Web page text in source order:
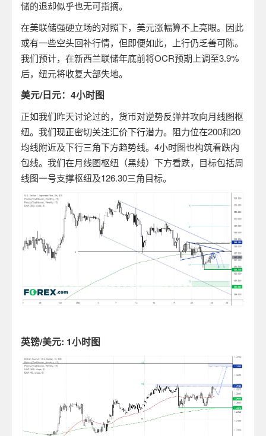
储的退却似乎也无可指摘。
在美联储强硬立场的对照下，美元涨幅算不上亮眼。因此
或有一些空头回补行情，但即便如此，上行仍乏善可陈。
我们预计，在新西兰联储年底前将OCR预期上调至3.9%
后，纽元将收复大部失地。
美元/日元： 4小时图
正如我们昨天讨论过的，货币对逆势反弹并攻向月线图枢
纽。我们现正密切关注汇价下行潜力。阻力位在200和20
均线附近及下行三角下方趋势线。 4小时图也构筑看跌内
包线。我们在月线图枢纽（黑线）下方看跌，目标包括周
线图一号支撑枢纽及126.30三角目标。
英镑/美元: 1小时图